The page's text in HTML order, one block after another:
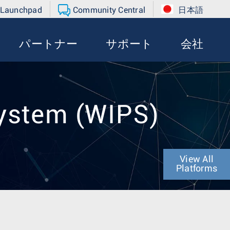
Community Central 日本語
パートナー サポート 会社
(WIPS)
View All
Platforms